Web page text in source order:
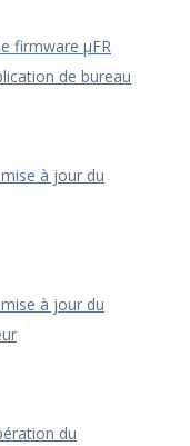
firmware μFR
de bureau
à jour du
à jour du
du